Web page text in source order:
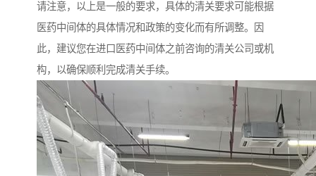
请注意，以上是一般的要求，具体的清关要求可能根据
医药中间体的具体情况和政策的变化而有所调整。因
此，建议您在进口医药中间体之前咨询的清关公司或机
构，以确保顺利完成清关手续。